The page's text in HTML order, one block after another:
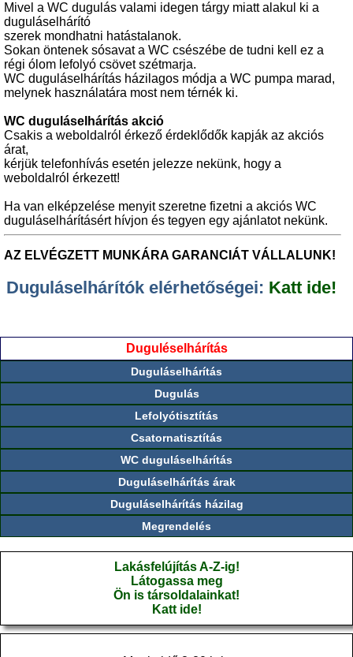
Mivel a WC dugulás valami idegen tárgy miatt alakul ki a
duguláselhárító
szerek mondhatni hatástalanok.
Sokan öntenek sósavat a WC csészébe de tudni kell ez a
régi ólom lefolyó csövet szétmarja.
WC duguláselhárítás házilagos módja a WC pumpa marad,
melynek használatára most nem térnék ki.
WC duguláselhárítás akció
Csakis a weboldalról érkező érdeklődők kapják az akciós
árat,
kérjük telefonhívás esetén jelezze nekünk, hogy a
weboldalról érkezett!
Ha van elképzelése menyit szeretne fizetni a akciós WC
duguláselhárításért hívjon és tegyen egy ajánlatot nekünk.
AZ ELVÉGZETT MUNKÁRA GARANCIÁT VÁLLALUNK!
Duguláselhárítók elérhetőségei: Katt ide!
Duguléselhárítás
Duguláselhárítás
Dugulás
Lefolyótisztítás
Csatornatisztítás
WC duguláselhárítás
Duguláselhárítás árak
Duguláselhárítás házilag
Megrendelés
Lakásfelújítás A-Z-ig!
Látogassa meg
Ön is társoldalainkat!
Katt ide!